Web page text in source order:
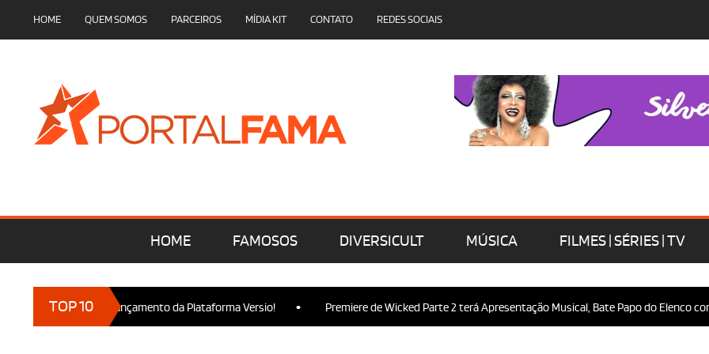
HOME QUEM SOMOS PARCEIROS MÍDIA KIT CONTATO REDES SOCIAIS
HOME FAMOSOS DIVERSICULT MÚSICA FILMES | SÉRIES | TV
TOP 10
presença no Lançamento da Plataforma Versio! • Premiere de Wicked Parte 2 terá Apresentação Musical, Bate Papo do Elenco com o